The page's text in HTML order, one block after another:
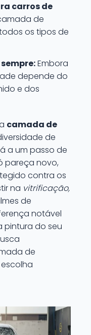
carros de
de
os tipos de
Embora
depende do
e dos
camada de
de
a um passo de
pareça novo,
contra os
na vitrificação,
de
notável
pintura do seu
de